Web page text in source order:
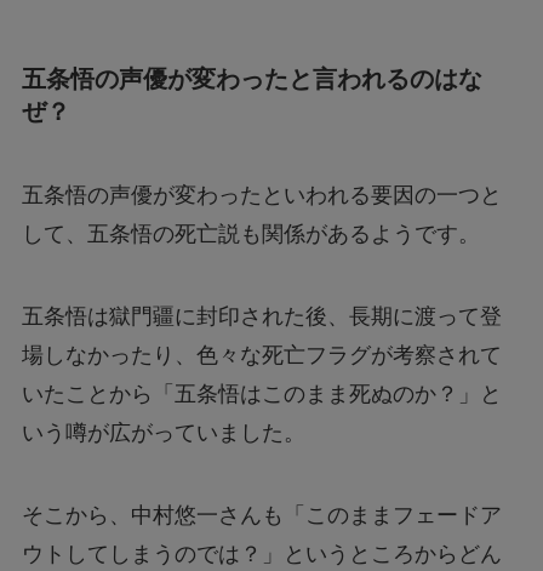
五条悟の声優が変わったと言われるのはな
ぜ？
五条悟の声優が変わったといわれる要因の一つと
して、五条悟の死亡説も関係があるようです。
五条悟は獄門疆に封印された後、長期に渡って登
場しなかったり、色々な死亡フラグが考察されて
いたことから「五条悟はこのまま死ぬのか？」と
いう噂が広がっていました。
そこから、中村悠一さんも「このままフェードア
ウトしてしまうのでは？」というところからどん